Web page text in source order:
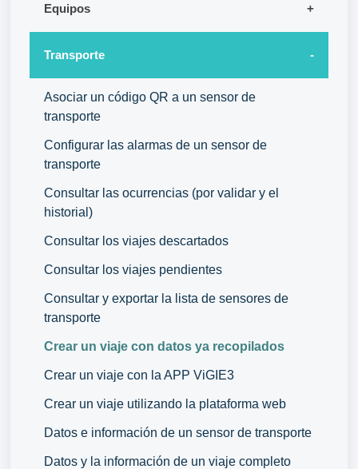
Equipos
Transporte
Asociar un código QR a un sensor de
transporte
Configurar las alarmas de un sensor de
transporte
Consultar las ocurrencias (por validar y el
historial)
Consultar los viajes descartados
Consultar los viajes pendientes
Consultar y exportar la lista de sensores de
transporte
Crear un viaje con datos ya recopilados
Crear un viaje con la APP ViGIE3
Crear un viaje utilizando la plataforma web
Datos e información de un sensor de transporte
Datos y la información de un viaje completo